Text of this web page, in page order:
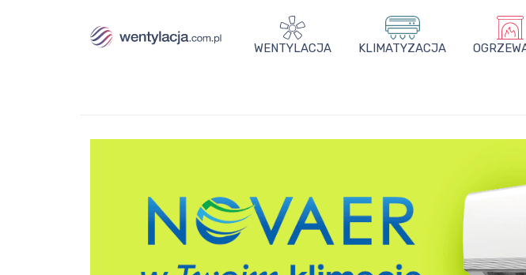
WENTYLACJA KLIMATYZACJA